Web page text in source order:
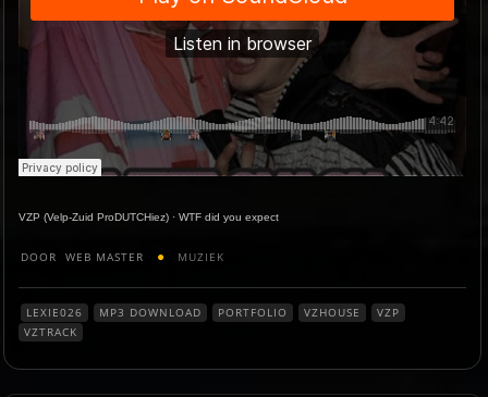
VZP (Velp-Zuid ProDUTCHiez) · WTF did you expect
DOOR WEB MASTER MUZIEK
LEXIE026 MP3 DOWNLOAD PORTFOLIO VZHOUSE
VZP
VZTRACK